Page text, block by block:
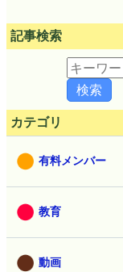
記事検索
カテゴリ
有料メンバー
教育
動画